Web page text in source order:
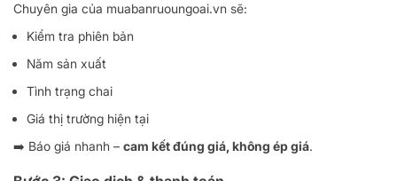
Chuyên gia của muabanruoungoai.vn sẽ:
Kiểm tra phiên bản
Năm sản xuất
Tình trạng chai
Giá thị trường hiện tại
➡️ Báo giá nhanh – cam kết đúng giá, không ép giá.